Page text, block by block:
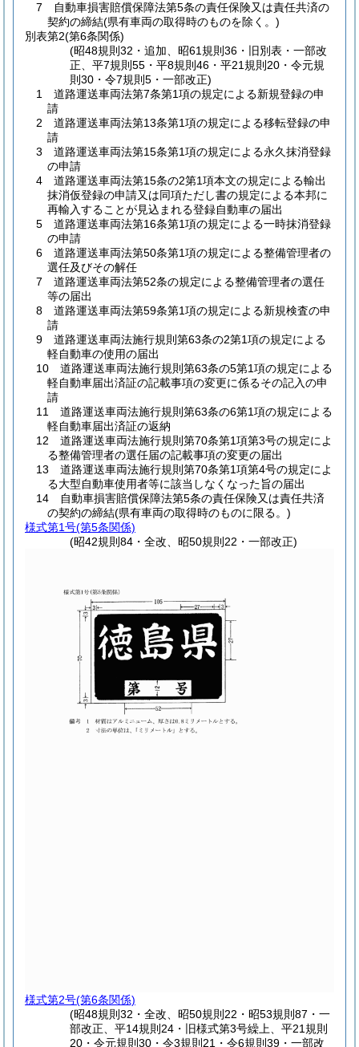
7 自動車損害賠償保障法第5条の責任保険又は責任共済の
契約の締結(県有車両の取得時のものを除く。)
別表第2(第6条関係)
(昭48規則32・追加、昭61規則36・旧別表・一部改
正、平7規則55・平8規則46・平21規則20・令元規
則30・令7規則5・一部改正)
1 道路運送車両法第7条第1項の規定による新規登録の申
請
2 道路運送車両法第13条第1項の規定による移転登録の申
請
3 道路運送車両法第15条第1項の規定による永久抹消登録
の申請
4 道路運送車両法第15条の2第1項本文の規定による輸出
抹消仮登録の申請又は同項ただし書の規定による本邦に
再輸入することが見込まれる登録自動車の届出
5 道路運送車両法第16条第1項の規定による一時抹消登録
の申請
6 道路運送車両法第50条第1項の規定による整備管理者の
選任及びその解任
7 道路運送車両法第52条の規定による整備管理者の選任
等の届出
8 道路運送車両法第59条第1項の規定による新規検査の申
請
9 道路運送車両法施行規則第63条の2第1項の規定による
軽自動車の使用の届出
10 道路運送車両法施行規則第63条の5第1項の規定による
軽自動車届出済証の記載事項の変更に係るその記入の申
請
11 道路運送車両法施行規則第63条の6第1項の規定による
軽自動車届出済証の返納
12 道路運送車両法施行規則第70条第1項第3号の規定によ
る整備管理者の選任届の記載事項の変更の届出
13 道路運送車両法施行規則第70条第1項第4号の規定によ
る大型自動車使用者等に該当しなくなった旨の届出
14 自動車損害賠償保障法第5条の責任保険又は責任共済
の契約の締結(県有車両の取得時のものに限る。)
様式第1号(第5条関係)
(昭42規則84・全改、昭50規則22・一部改正)
様式第2号(第6条関係)
(昭48規則32・全改、昭50規則22・昭53規則87・一
部改正、平14規則24・旧様式第3号繰上、平21規則
20・令元規則30・令3規則21・令6規則39・一部改